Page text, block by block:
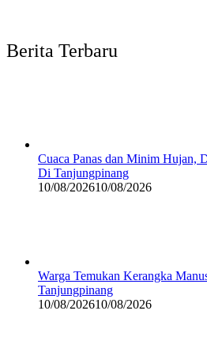
Berita Terbaru
Cuaca Panas dan Minim Hujan,
Di Tanjungpinang
10/08/202610/08/2026
Warga Temukan Kerangka
Tanjungpinang
10/08/202610/08/2026